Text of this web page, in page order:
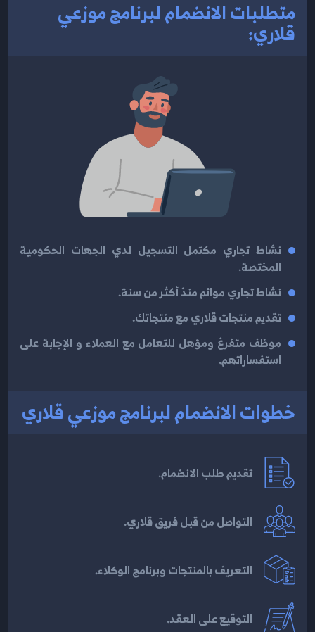
متطلبات الانضمام لبرنامج موزعي
قلاري:
نشاط تجاري مكتمل التسجيل لدي الجهات الحكومية
المختصة.
نشاط تجاري موائم منذ أكثر من سنة.
تقديم منتجات قلاري مع منتجاتك.
موظف متفرغ ومؤهل للتعامل مع العملاء و الإجابة على
استفساراتهم.
خطوات الانضمام لبرنامج موزعي قلاري
تقديم طلب الانضمام.
التواصل من قبل فريق قلاري.
التعريف بالمنتجات وبرنامج الوكلاء.
التوقيع على العقد.